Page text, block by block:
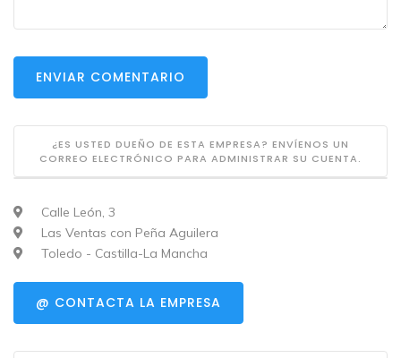
ENVIAR COMENTARIO
¿ES USTED DUEÑO DE ESTA EMPRESA? ENVÍENOS UN
CORREO ELECTRÓNICO PARA ADMINISTRAR SU CUENTA.
Calle León, 3
Las Ventas con Peña Aguilera
Toledo - Castilla-La Mancha
@ CONTACTA LA EMPRESA